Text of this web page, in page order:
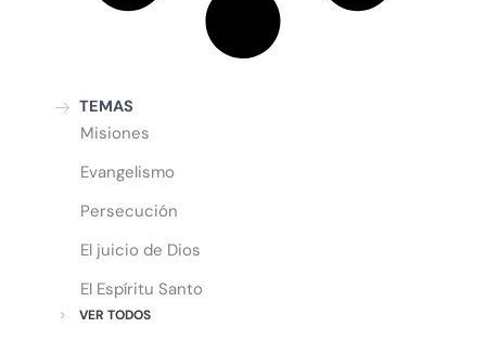
TEMAS
Misiones
Evangelismo
Persecución
El juicio de Dios
El Espíritu Santo
VER TODOS